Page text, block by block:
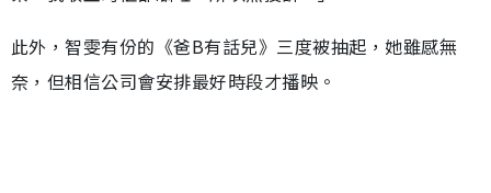
此外，智雯有份的《爸B有話兒》三度被抽起，她雖感無
奈，但相信公司會安排最好時段才播映。